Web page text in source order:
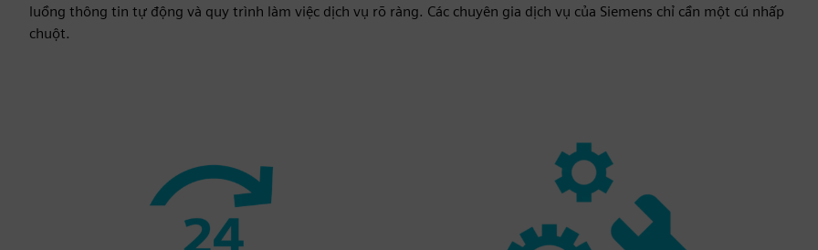
luồng thông tin tự động và quy trình làm việc dịch vụ rõ ràng. Các chuyên gia dịch vụ của Siemens chỉ cần một cú nhấp
chuột.